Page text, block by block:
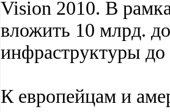
Vision 2010. В
вложить 10 млрд.
инфраструктуры до
К европейцам и